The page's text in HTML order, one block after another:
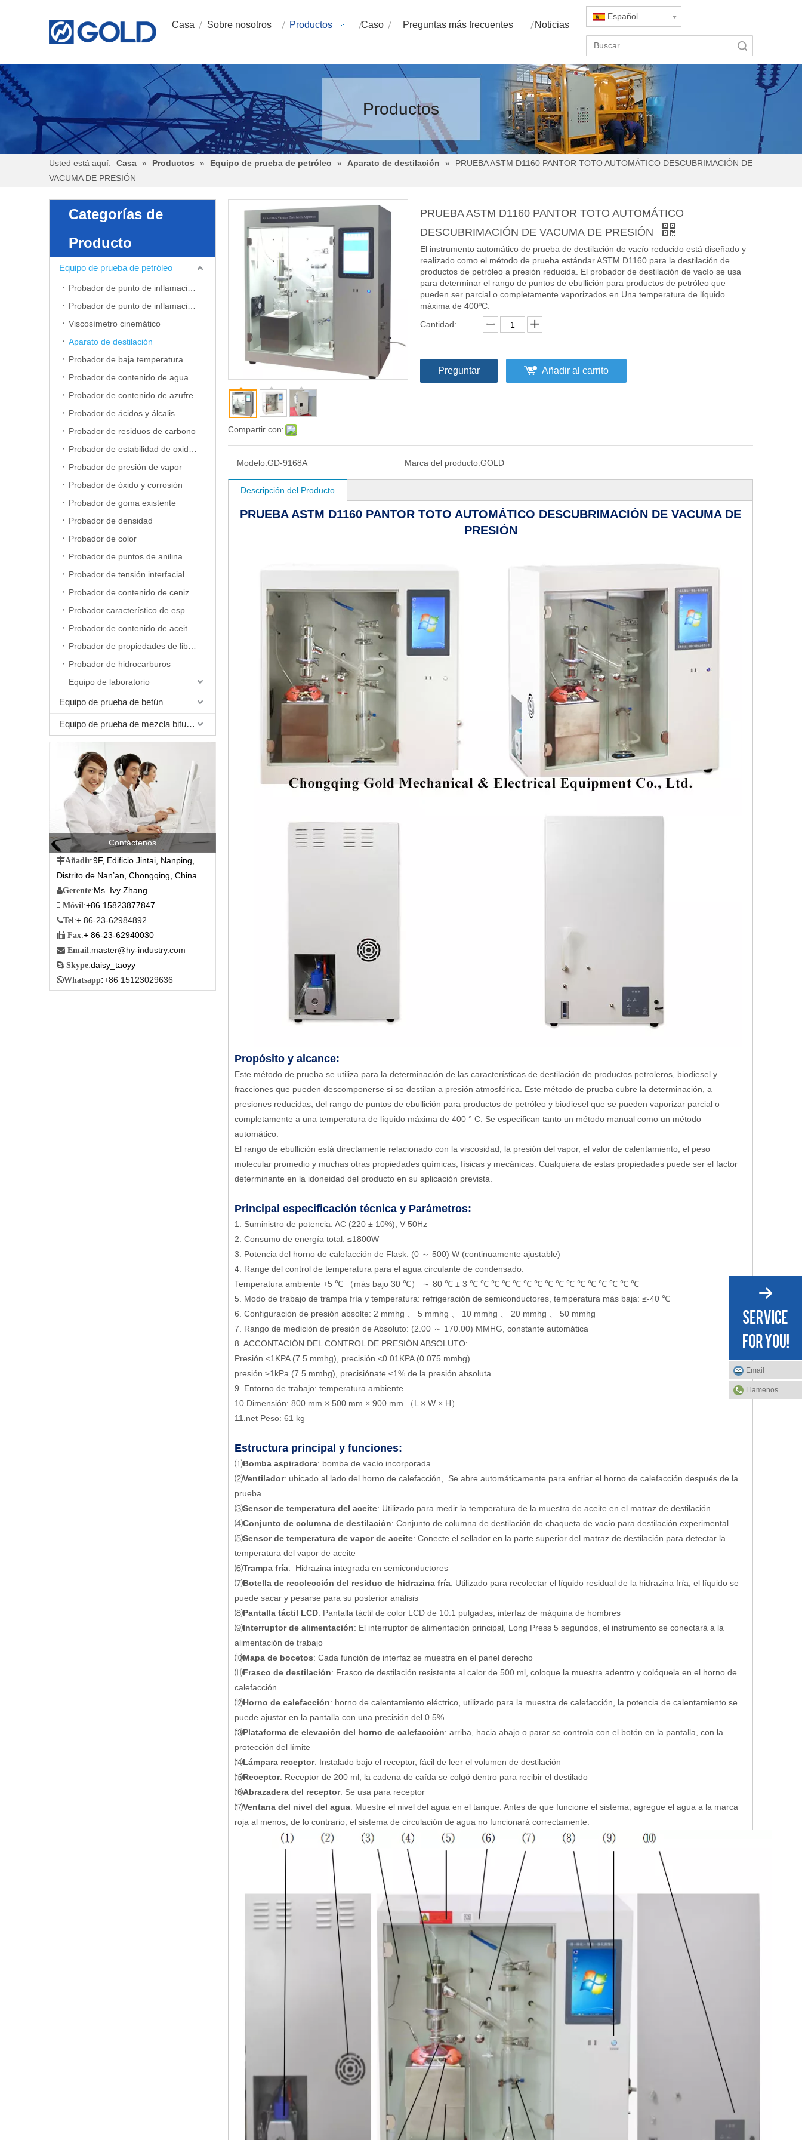
Casa Sobre nosotros Productos Caso Preguntas más frecuentes Noticias
Español
Productos
Usted está aquí: Casa » Productos » Equipo de prueba de petróleo » Aparato de destilación »
PRUEBA ASTM D1160 PANTOR TOTO AUTOMÁTICO DESCUBRIMACIÓN DE
VACUMA DE PRESIÓN
Categorías de
Producto
Equipo de prueba de petróleo
Viscosímetro cinemático
Aparato de destilación
Probador de baja temperatura
Probador de contenido de agua
Probador de contenido de azufre
Probador de ácidos y álcalis
Probador de residuos de carbono
Probador de presión de vapor
Probador de óxido y corrosión
Probador de goma existente
Probador de densidad
Probador de color
Probador de puntos de anilina
Probador de tensión interfacial
Probador de hidrocarburos
Equipo de laboratorio
Equipo de prueba de betún
Equipo de prueba de mezcla bituminosa
Contáctenos
Añadir:9F, Edificio Jintai, Nanping,
Distrito de Nan’an, Chongqing, China
Gerente:Ms. Ivy Zhang
 Móvil :+86 15823877847
Tel :+ 86-23-62984892
 Fax:+ 86-23-62940030
 Email :master@hy-industry.com
 Skype:daisy_taoyy
Whatsapp:+86 15123029636
Compartir con:
PRUEBA ASTM D1160 PANTOR TOTO AUTOMÁTICO
DESCUBRIMACIÓN DE VACUMA DE PRESIÓN
El instrumento automático de prueba de destilación de vacío reducido está diseñado y
realizado como el método de prueba estándar ASTM D1160 para la destilación de
productos de petróleo a presión reducida. El probador de destilación de vacío se usa
para determinar el rango de puntos de ebullición para productos de petróleo que
pueden ser parcial o completamente vaporizados en Una temperatura de líquido
máxima de 400ºC.
Cantidad:
Preguntar Añadir al carrito
Modelo:GD-9168A Marca del producto:GOLD
Descripción del Producto
PRUEBA ASTM D1160 PANTOR TOTO AUTOMÁTICO DESCUBRIMACIÓN DE VACUMA DE
PRESIÓN
Propósito y alcance:
Este método de prueba se utiliza para la determinación de las características de destilación de productos petroleros, biodiesel y
fracciones que pueden descomponerse si se destilan a presión atmosférica. Este método de prueba cubre la determinación, a
presiones reducidas, del rango de puntos de ebullición para productos de petróleo y biodiesel que se pueden vaporizar parcial o
completamente a una temperatura de líquido máxima de 400 ° C. Se especifican tanto un método manual como un método
automático.
El rango de ebullición está directamente relacionado con la viscosidad, la presión del vapor, el valor de calentamiento, el peso
molecular promedio y muchas otras propiedades químicas, físicas y mecánicas. Cualquiera de estas propiedades puede ser el factor
determinante en la idoneidad del producto en su aplicación prevista.
Principal especificación técnica y Parámetros:
1. Suministro de potencia: AC (220 ± 10%), V 50Hz
2. Consumo de energía total: ≤1800W
3. Potencia del horno de calefacción de Flask: (0 ～ 500) W (continuamente ajustable)
4. Range del control de temperatura para el agua circulante de condensado:
Temperatura ambiente +5 ℃ （más bajo 30 ℃） ～ 80 ℃ ± 3 ℃ ℃ ℃ ℃ ℃ ℃ ℃ ℃ ℃ ℃ ℃ ℃ ℃ ℃ ℃ ℃
5. Modo de trabajo de trampa fría y temperatura: refrigeración de semiconductores, temperatura más baja: ≤-40 ℃
6. Configuración de presión absolte: 2 mmhg 、 5 mmhg 、 10 mmhg 、 20 mmhg 、 50 mmhg
7. Rango de medición de presión de Absoluto: (2.00 ～ 170.00) MMHG, constante automática
8. ACCONTACIÓN DEL CONTROL DE PRESIÓN ABSOLUTO:
Presión <1KPA (7.5 mmhg), precisión <0.01KPA (0.075 mmhg)
presión ≥1kPa (7.5 mmhg), precisiónate ≤1% de la presión absoluta
9. Entorno de trabajo: temperatura ambiente.
10.Dimensión: 800 mm × 500 mm × 900 mm （L × W × H）
11.net Peso: 61 kg
Estructura principal y funciones:
⑴Bomba aspiradora: bomba de vacío incorporada
⑵Ventilador: ubicado al lado del horno de calefacción, Se abre automáticamente para enfriar el horno de calefacción después de la
prueba
⑶Sensor de temperatura del aceite: Utilizado para medir la temperatura de la muestra de aceite en el matraz de destilación
⑷Conjunto de columna de destilación: Conjunto de columna de destilación de chaqueta de vacío para destilación experimental
⑸Sensor de temperatura de vapor de aceite: Conecte el sellador en la parte superior del matraz de destilación para detectar la
temperatura del vapor de aceite
⑹Trampa fría: Hidrazina integrada en semiconductores
⑺Botella de recolección del residuo de hidrazina fría: Utilizado para recolectar el líquido residual de la hidrazina fría, el líquido se
puede sacar y pesarse para su posterior análisis
⑻Pantalla táctil LCD: Pantalla táctil de color LCD de 10.1 pulgadas, interfaz de máquina de hombres
⑼Interruptor de alimentación: El interruptor de alimentación principal, Long Press 5 segundos, el instrumento se conectará a la
alimentación de trabajo
⑽Mapa de bocetos: Cada función de interfaz se muestra en el panel derecho
⑾Frasco de destilación: Frasco de destilación resistente al calor de 500 ml, coloque la muestra adentro y colóquela en el horno de
calefacción
⑿Horno de calefacción: horno de calentamiento eléctrico, utilizado para la muestra de calefacción, la potencia de calentamiento se
puede ajustar en la pantalla con una precisión del 0.5%
⒀Plataforma de elevación del horno de calefacción: arriba, hacia abajo o parar se controla con el botón en la pantalla, con la
protección del límite
⒁Lámpara receptor: Instalado bajo el receptor, fácil de leer el volumen de destilación
⒂Receptor: Receptor de 200 ml, la cadena de caída se colgó dentro para recibir el destilado
⒃Abrazadera del receptor: Se usa para receptor
⒄Ventana del nivel del agua: Muestre el nivel del agua en el tanque. Antes de que funcione el sistema, agregue el agua a la marca
roja al menos, de lo contrario, el sistema de circulación de agua no funcionará correctamente.
Email
Llamenos